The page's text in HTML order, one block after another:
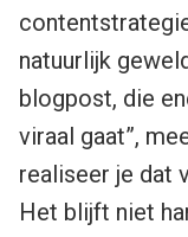
natuurlijk
blogpost, die
viraal gaat”,
realiseer je dat
Het blijft niet